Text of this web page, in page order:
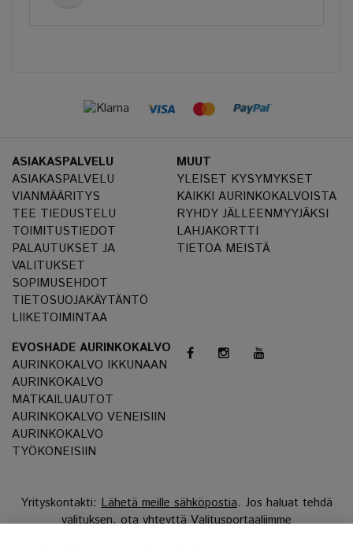
ASIAKASPALVELU
ASIAKASPALVELU
VIANMÄÄRITYS
TEE TIEDUSTELU
TOIMITUSTIEDOT
PALAUTUKSET JA
VALITUKSET
SOPIMUSEHDOT
TIETOSUOJAKÄYTÄNTÖ
LIIKETOIMINTAA
MUUT
YLEISET KYSYMYKSET
KAIKKI AURINKOKALVOISTA
RYHDY JÄLLEENMYYJÄKSI
LAHJAKORTTI
TIETOA MEISTÄ
EVOSHADE AURINKOKALVO
AURINKOKALVO IKKUNAAN
AURINKOKALVO
MATKAILUAUTOT
AURINKOKALVO VENEISIIN
AURINKOKALVO
TYÖKONEISIIN
Yrityskontakti: Lähetä meille sähköpostia. Jos haluat tehdä
valituksen, ota yhteyttäValitusportaaliimme